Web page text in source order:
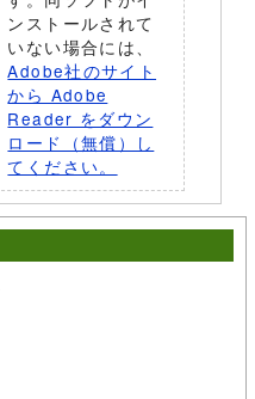
ンストールされて
いない場合には、
Adobe社のサイト
から Adobe
Reader をダウン
ロード（無償）し
てください。